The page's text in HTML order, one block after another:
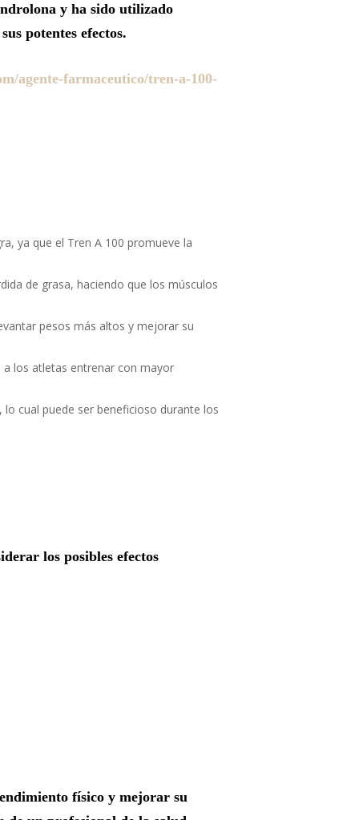
y ha sido utilizado
potentes efectos.
agente-farmaceutico/tren-a-100-
ya que el Tren A 100 promueve la
de grasa, haciendo que los músculos
pesos más altos y mejorar su
los atletas entrenar con mayor
cual puede ser beneficioso durante los
los posibles efectos
físico y mejorar su